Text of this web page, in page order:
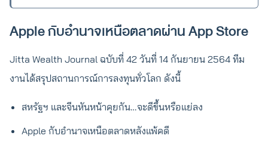
Apple กับอำนาจเหนือตลาดผ่าน App Store
Jitta Wealth Journal ฉบับที่ 42 วันที่ 14 กันยายน 2564 ทีม
งานได้สรุปสถานการณ์การลงทุนทั่วโลก ดังนี้
สหรัฐฯ และจีนหันหน้าคุยกัน…จะดีขึ้นหรือแย่ลง
Apple กับอำนาจเหนือตลาดหลังแพ้คดี